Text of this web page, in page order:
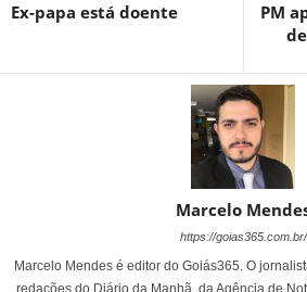
Ex-papa está doente
PM
Marcelo
https://goias365.com.br/
Marcelo Mendes é editor do Goiás365. O
redações do Diário da Manhã, da Agência de